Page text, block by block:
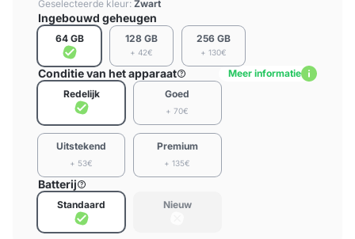
Geselecteerde kleur: Zwart
Ingebouwd geheugen
64 GB 128 GB
+ 42€
256 GB
+ 130€
Conditie van het apparaat
Meer informatie
Redelijk
Goed
+ 70€
Uitstekend
+ 53€
Premium
+ 135€
Batterij
Standaard Nieuw